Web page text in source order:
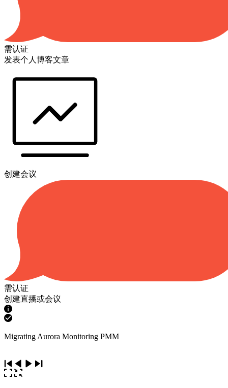
需认证
发表个人博客文章
创建会议
需认证
创建直播或会议
Migrating Aurora Monitoring PMM